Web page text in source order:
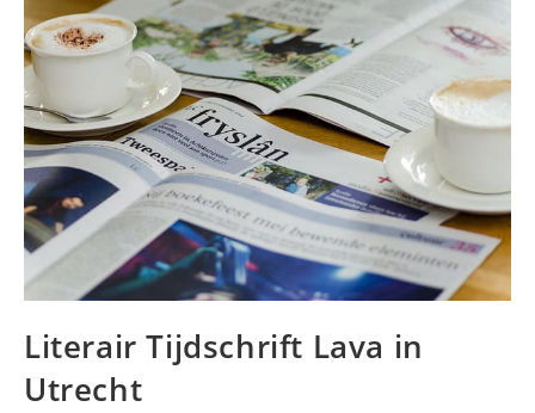
Literair Tijdschrift Lava in
Utrecht